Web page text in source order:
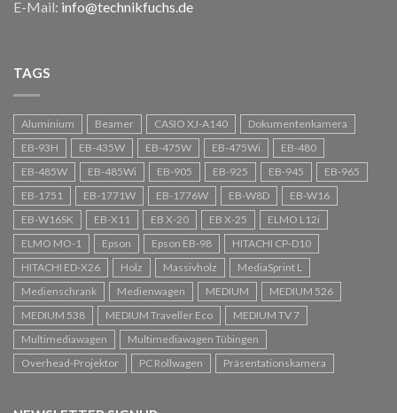
E-Mail: info@technikfuchs.de
TAGS
Aluminium Beamer CASIO XJ-A140
Dokumentenkamera
EB-93H
EB-435W EB-475W EB-475Wi
EB-480
EB-485W
EB-485Wi EB-905 EB-925 EB-945
EB-965
EB-1751
EB-1771W EB-1776W EB-W8D
EB-W16
EB-W16SK
EB-X11 EB X-20 EB X-25
ELMO L12i
ELMO MO-1
Epson Epson EB-98
HITACHI CP-D10
HITACHI ED-X26
Holz Massivholz
MediaSprint L
Medienschrank
Medienwagen MEDIUM
MEDIUM 526
MEDIUM 538
MEDIUM Traveller Eco
MEDIUM TV 7
Multimediawagen
Multimediawagen Tübingen
Overhead-Projektor
PC Rollwagen Präsentationskamera